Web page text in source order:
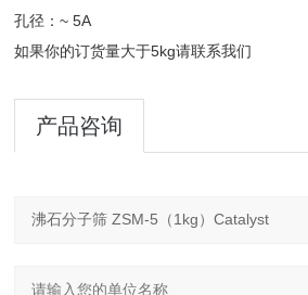
孔径：~ 5A
如果你的订货量大于5kg请联系我们
产品咨询